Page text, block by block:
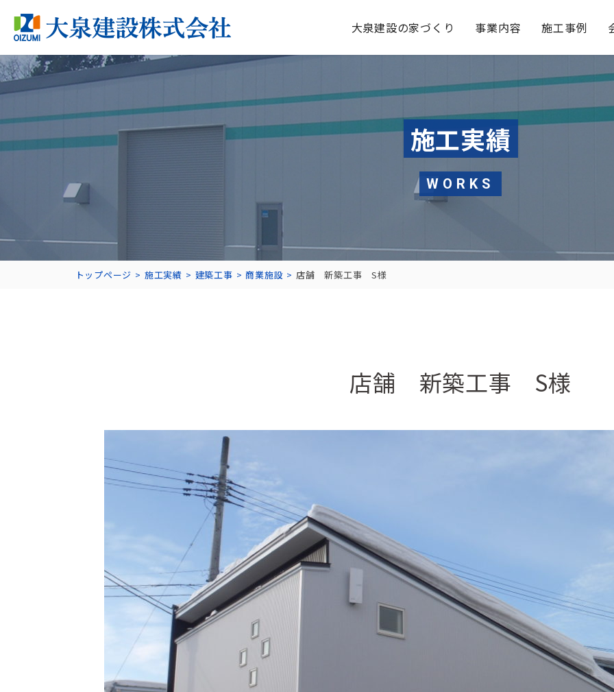
大泉建設の家づくり 事業内容 施工事例
施工実績
WORKS
トップページ 施工実績 建築工事 商業施設 店舗 新築工事 S様
店舗 新築工事 S様